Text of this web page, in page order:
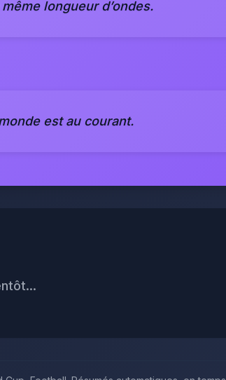
longueur d’ondes.
est au courant.